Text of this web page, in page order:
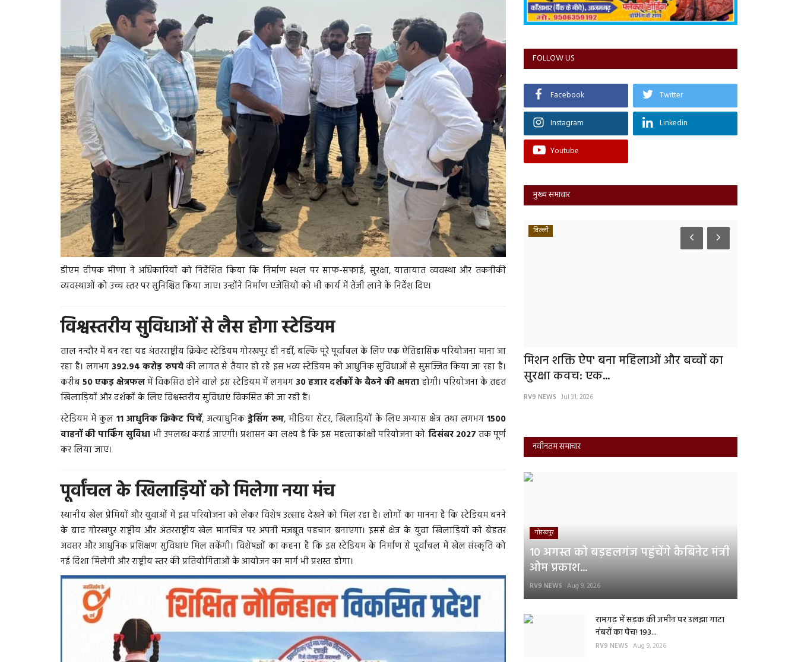
डीएम दीपक मीणा ने अधिकारियों को निर्देशित किया कि निर्माण स्थल पर साफ-सफाई, सुरक्षा, यातायात व्यवस्था और तकनीकी
व्यवस्थाओं को उच्च स्तर पर सुनिश्चित किया जाए। उन्होंने निर्माण एजेंसियों को भी कार्य में तेजी लाने के निर्देश दिए।
विश्वस्तरीय सुविधाओं से लैस होगा स्टेडियम
ताल नन्दौर में बन रहा यह अंतरराष्ट्रीय क्रिकेट स्टेडियम गोरखपुर ही नहीं, बल्कि पूरे पूर्वांचल के लिए एक ऐतिहासिक परियोजना माना जा
रहा है। लगभग 392.94 करोड़ रुपयेकी लागत से तैयार हो रहे इस भव्य स्टेडियम को आधुनिक सुविधाओं से सुसज्जित किया जा रहा है।
करीब50 एकड़ क्षेत्रफलमें विकसित होने वाले इस स्टेडियम में लगभग 30 हजार दर्शकों के बैठने की क्षमताहोगी। परियोजना के तहत
खिलाड़ियों और दर्शकों के लिए विश्वस्तरीय सुविधाएं विकसित की जा रही हैं।
स्टेडियम में कुल 11 आधुनिक क्रिकेट पिचें, अत्याधुनिकड्रेसिंग रूम, मीडिया सेंटर, खिलाड़ियों के लिए अभ्यास क्षेत्र तथा लगभग1500
वाहनों की पार्किंग सुविधा भी उपलब्ध कराई जाएगी। प्रशासन का लक्ष्य है कि इस महत्वाकांक्षी परियोजना को दिसंबर 2027 तक पूर्ण
कर लिया जाए।
पूर्वांचल के खिलाड़ियों को मिलेगा नया मंच
स्थानीय खेल प्रेमियों और युवाओं में इस परियोजना को लेकर विशेष उत्साह देखने को मिल रहा है। लोगों का मानना है कि स्टेडियम बनने
के बाद गोरखपुर राष्ट्रीय और अंतरराष्ट्रीय खेल मानचित्र पर अपनी मजबूत पहचान बनाएगा। इससे क्षेत्र के युवा खिलाड़ियों को बेहतर
अवसर और आधुनिक प्रशिक्षण सुविधाएं मिल सकेंगी। विशेषज्ञों का कहना है कि इस स्टेडियम के निर्माण से पूर्वांचल में खेल संस्कृति को
नई दिशा मिलेगी और राष्ट्रीय स्तर की प्रतियोगिताओं के आयोजन का मार्ग भी प्रशस्त होगा।
FOLLOW US
Facebook Twitter
Instagram Linkedin
Youtube
मुख्य समाचार
सिद्धार्थनगर
हिजाब के पीछे छिपा रहस्य: सिद्धार्थनगर में
महिला को सुंघाकर...
RV9 NEWS Sep 8, 2025
गोरखपुर
गोरखपुर के ग्रामीण खिलाड़ियों का राष्ट्रीय मंच
पर जलवा:...
दिल्ली
मिशन शक्ति ऐप' बना महिलाओं और बच्चों का
सुरक्षा कवच: एक...
RV9 NEWS Jul 31, 2026
नवीनतम समाचार
गोरखपुर
10 अगस्त को बड़हलगंज पहुंचेंगे कैबिनेट मंत्री
ओम प्रकाश...
RV9 NEWS Aug 9, 2026
रामगढ़ में सड़क की जमीन पर उलझा गाटा
नंबरों का पेच! 193...
RV9 NEWS Aug 9, 2026